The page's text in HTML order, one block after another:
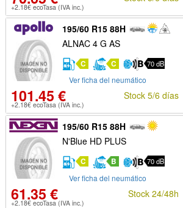
+2.18€ ecoTasa (IVA inc.)
195/60 R15 88H
ALNAC 4 G AS
C C 70 dB
Ver ficha del neumático
101.45 €
+2.18€ ecoTasa (IVA inc.)
Stock 5/6 días
195/60 R15 88H
N'Blue HD PLUS
C B 70 dB
Ver ficha del neumático
61.35 €
+2.18€ ecoTasa (IVA inc.)
Stock 24/48h